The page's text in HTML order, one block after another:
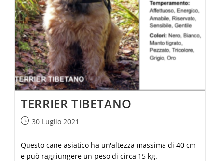
TERRIER TIBETANO
30 Luglio 2021
Questo cane asiatico ha un'altezza massima di 40 cm
e può raggiungere un peso di circa 15 kg.